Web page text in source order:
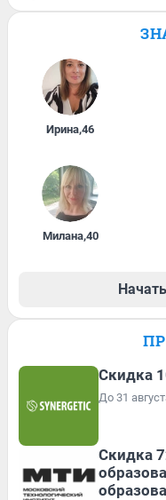
Ирина,46
Милана,40
Скидка
До 31
Скидка